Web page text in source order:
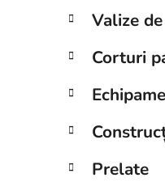
Valize
Corturi
Prelate